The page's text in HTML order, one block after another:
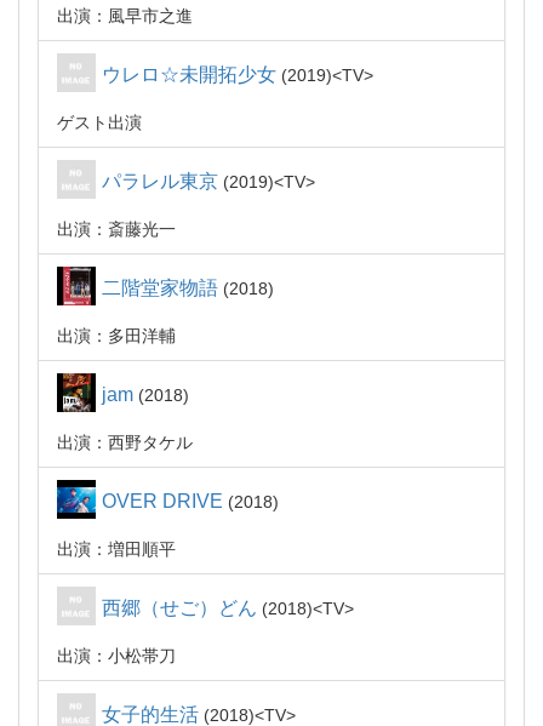
出演：風早市之進
ウレロ☆未開拓少女 2019 TV
ゲスト出演
パラレル東京 2019 TV
出演：斎藤光一
二階堂家物語 2018
出演：多田洋輔
jam 2018
出演：西野タケル
OVER DRIVE 2018
出演：増田順平
西郷（せご）どん 2018 TV
出演：小松帯刀
女子的生活 2018 TV